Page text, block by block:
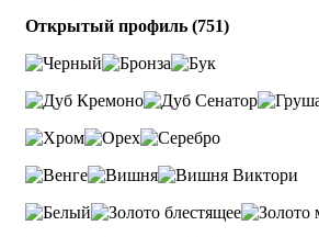
Открытый профиль (751)